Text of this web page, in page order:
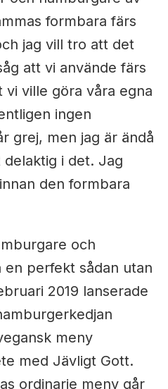
formbara färs
jag vill tro att det
att vi använde färs
ville göra våra egna
ingen
grej, men jag är ändå
i det. Jag
den formbara
och
perfekt sådan utan
2019 lanserade
meny
med Jävligt Gott.
ordinarie meny går